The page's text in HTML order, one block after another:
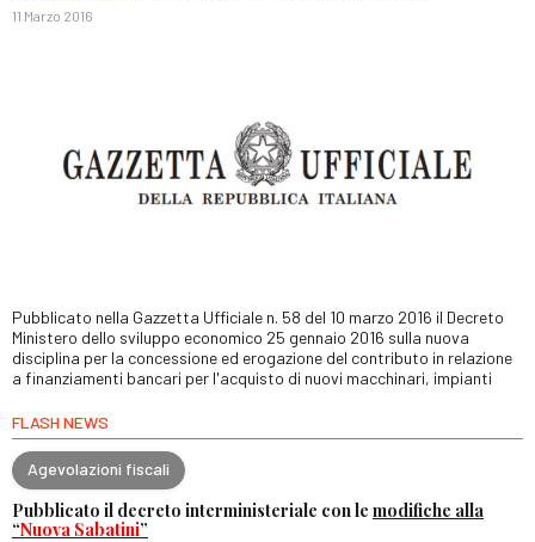
11 Marzo 2016
Pubblicato nella Gazzetta Ufficiale n. 58 del 10 marzo 2016 il Decreto
Ministero dello sviluppo economico 25 gennaio 2016 sulla nuova
disciplina per la concessione ed erogazione del contributo in relazione
a finanziamenti bancari per l'acquisto di nuovi macchinari, impianti
FLASH NEWS
Agevolazioni fiscali
Pubblicato il decreto interministeriale con le modifiche alla
“Nuova Sabatini”